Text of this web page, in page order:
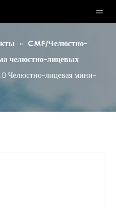
» CMF/Челюстно-
челюстно-лицевых
Челюстно-лицевая мини-